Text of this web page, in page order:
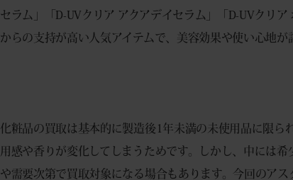
セラム」「D-UVクリア アクアデイセラム」「D-UVクリ
からの支持が高い人気アイテムで、美容効果や使い心地が
化粧品の買取は基本的に製造後1年未満の未使用品に限
用感や香りが変化してしまうためです。しかし、中には
や需要次第で買取対象になる場合もあります。今回のア